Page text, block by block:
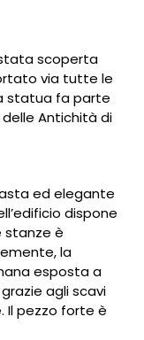
scoperta
via tutte le
statua fa parte
Antichità di
ed elegante
dispone
stanze è
la
esposta a
agli scavi
Il pezzo forte è